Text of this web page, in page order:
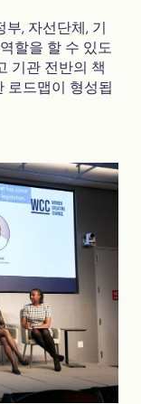
, 자선단체, 기
할을 할 수 있도
기관 전반의 책
로드맵이 형성됩